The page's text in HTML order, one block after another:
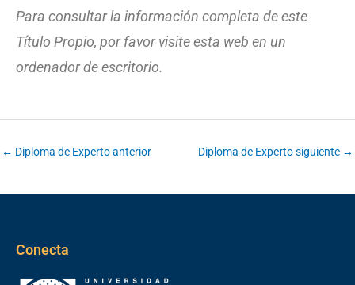
Para consultar la información completa de este
Título Propio, por favor visite esta web en un
ordenador de escritorio.
← Diploma de Experto anterior Diploma de Experto siguiente →
Conecta